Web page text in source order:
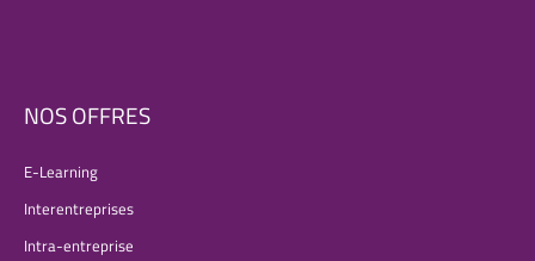
NOS OFFRES
E-Learning
Interentreprises
Intra-entreprise